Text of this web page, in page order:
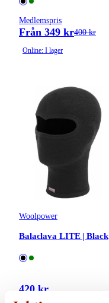
Medlemspris
Från 349 kr400 kr
Online: I lager
Woolpower
Balaclava LITE | Black
420 kr